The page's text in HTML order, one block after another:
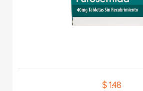
$ 1.48